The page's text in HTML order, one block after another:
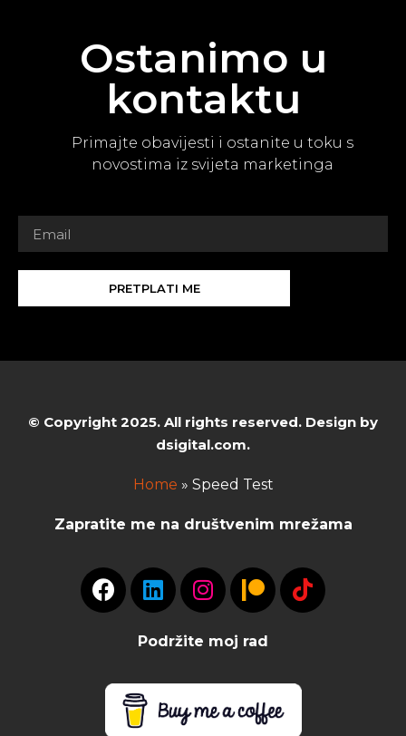
Ostanimo u
kontaktu
Primajte obavijesti i ostanite u toku s
novostima iz svijeta marketinga
PRETPLATI ME
© Copyright 2025. All rights reserved. Design by
dsigital.com.
Home » Speed Test
Zapratite me na društvenim mrežama
Podržite moj rad